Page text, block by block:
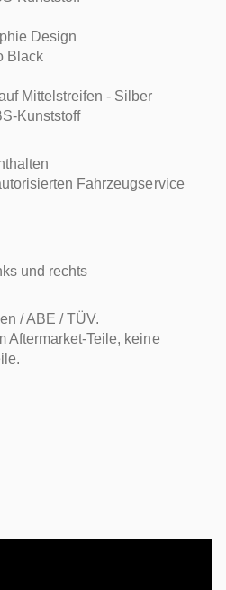
Design
Black
Mittelstreifen - Silber
Kunststoff
Fahrzeugservice
und rechts
/ ABE / TÜV.
Aftermarket-Teile, keine